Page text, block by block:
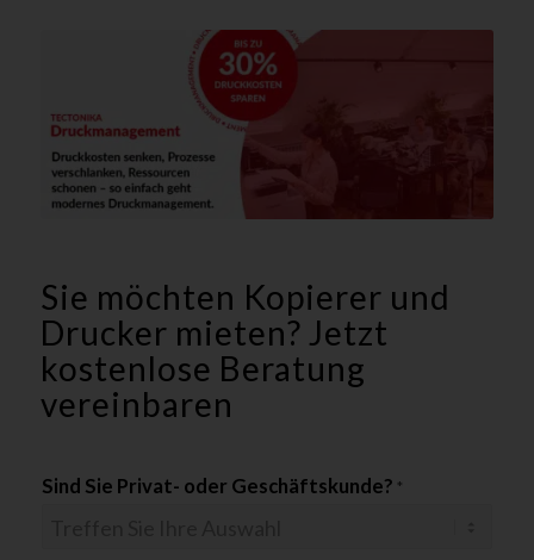
Sie möchten Kopierer und
Drucker mieten? Jetzt
kostenlose Beratung
vereinbaren
*
o
Sind Sie Privat- oder Geschäftskunde? *